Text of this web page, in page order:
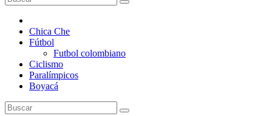
Chica Che
Fútbol
Futbol colombiano
Ciclismo
Paralímpicos
Boyacá